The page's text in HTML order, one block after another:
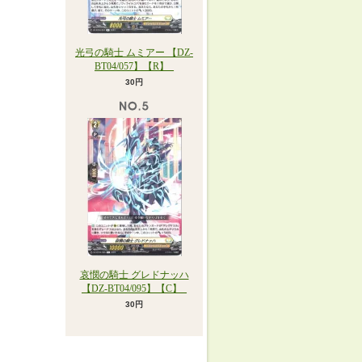
光弓の騎士 ムミアー 【DZ-
BT04/057】【R】_
30円
哀憫の騎士 グレドナッハ
【DZ-BT04/095】【C】_
30円